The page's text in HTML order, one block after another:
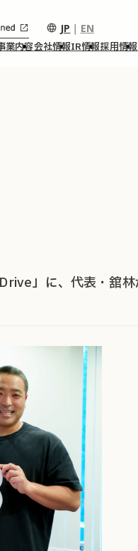
JP ｜ EN
業内容会社情報IR情報採用情報
」に、代表・舘